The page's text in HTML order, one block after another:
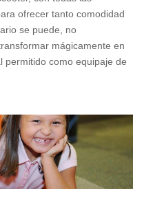
ofrecer tanto comodidad
se puede, no
mágicamente en
permitido como equipaje de